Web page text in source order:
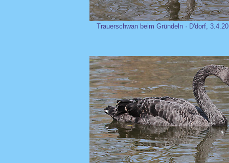
Trauerschwan beim Gründeln · D'dorf,